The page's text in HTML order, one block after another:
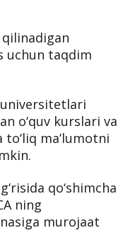
uchun taqdim
universitetlari
o‘quv kurslari va
ma’lumotni
qo‘shimcha
ning
murojaat